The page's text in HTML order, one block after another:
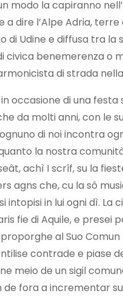
modo la capiranno
a dire l’Alpe Adria,
di Udine e diffusa tra
benemerenza o
di strada
occasione di una
da molti anni, con
di noi incontra
la nostra
achì I scrîf, su la
agns che, cu la sô
intopisi in lui ogni dì.
fie di Aquile, e presei
al Suo
contrade e piase
meio de un sigil
fora a incrementar